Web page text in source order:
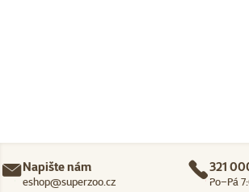
Napište nám
eshop@superzoo.cz
321
Po–Pá